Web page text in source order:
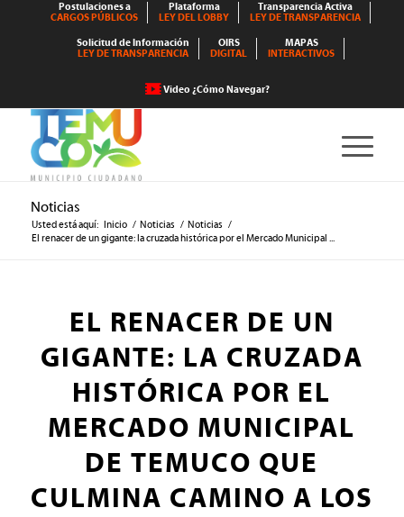
Postulaciones a
CARGOS PÚBLICOS
Plataforma
LEY DEL LOBBY
Transparencia Activa
LEY DE TRANSPARENCIA
Solicitud de Información
LEY DE TRANSPARENCIA
OIRS
DIGITAL
MAPAS
INTERACTIVOS
Video ¿Cómo Navegar?
Noticias
Usted está aquí: Inicio / Noticias / Noticias /
El renacer de un gigante: la cruzada histórica por el Mercado Municipal ...
EL RENACER DE UN
GIGANTE: LA CRUZADA
HISTÓRICA POR EL
MERCADO MUNICIPAL
DE TEMUCO QUE
CULMINA CAMINO A LOS